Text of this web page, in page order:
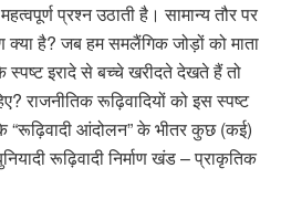
प्रश्न उठाती है। सामान्य तौर पर
क्या है? जब हम समलैंगिक जोड़ों को माता
इरादे से बच्चे खरीदते देखते हैं तो
राजनीतिक रूढ़िवादियों को इस स्पष्ट
“रूढ़िवादी आंदोलन” के भीतर कुछ (कई)
रूढ़िवादी निर्माण खंड – प्राकृतिक